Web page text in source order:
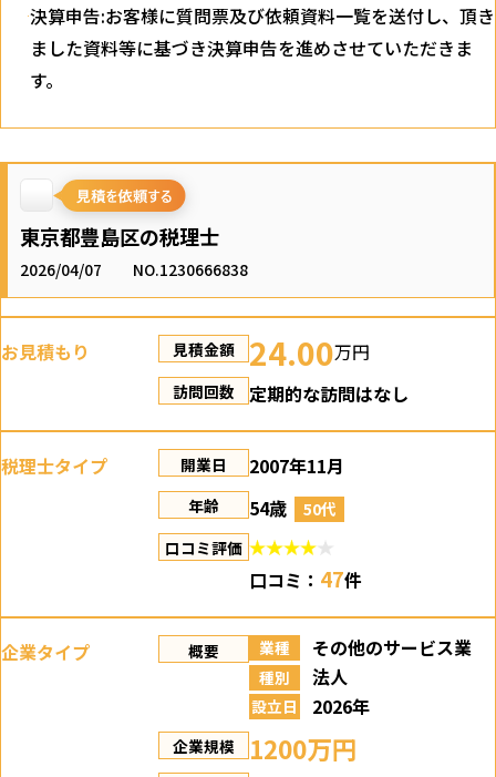
決算申告:お客様に質問票及び依頼資料一覧を送付し、頂き
ました資料等に基づき決算申告を進めさせていただきま
す。
東京都豊島区の税理士
2026/04/07 NO.1230666838
お見積もり 見積金額 24.00万円
訪問回数 定期的な訪問はなし
税理士タイプ 開業日 2007年11月
年齢 54歳
50代
口コミ評価
口コミ： 47件
企業タイプ 概要 業種 その他のサービス業
種別 法人
設立日 2026年
企業規模 1200万円